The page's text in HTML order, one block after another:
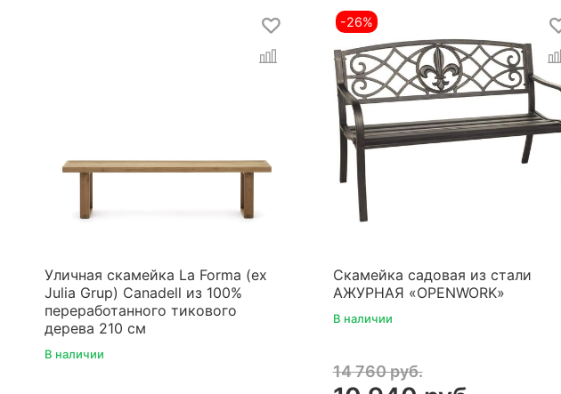
Уличная скамейка La Forma (ex
Julia Grup) Canadell из 100%
переработанного тикового
дерева 210 см
В наличии
-26%
Скамейка садовая из стали
АЖУРНАЯ «OPENWORK»
В наличии
14 760 руб.